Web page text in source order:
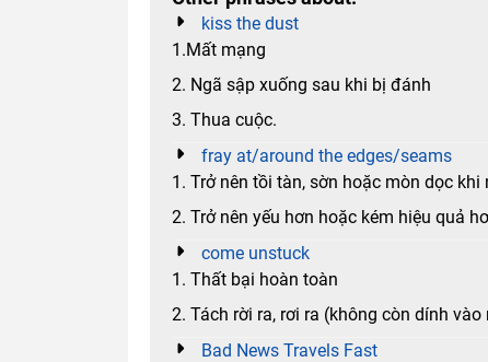
kiss the dust
1.Mất mạng
2. Ngã sập xuống sau khi bị đánh
3. Thua cuộc.
fray at/around the edges/seams
1. Trở nên tồi tàn, sờn hoặc mòn dọc khi
2. Trở nên yếu hơn hoặc kém hiệu quả
come unstuck
1. Thất bại hoàn toàn
2. Tách rời ra, rơi ra (không còn dính
Bad News Travels Fast